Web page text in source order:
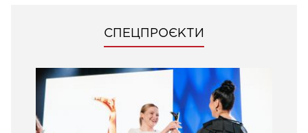
СПЕЦПРОЄКТИ